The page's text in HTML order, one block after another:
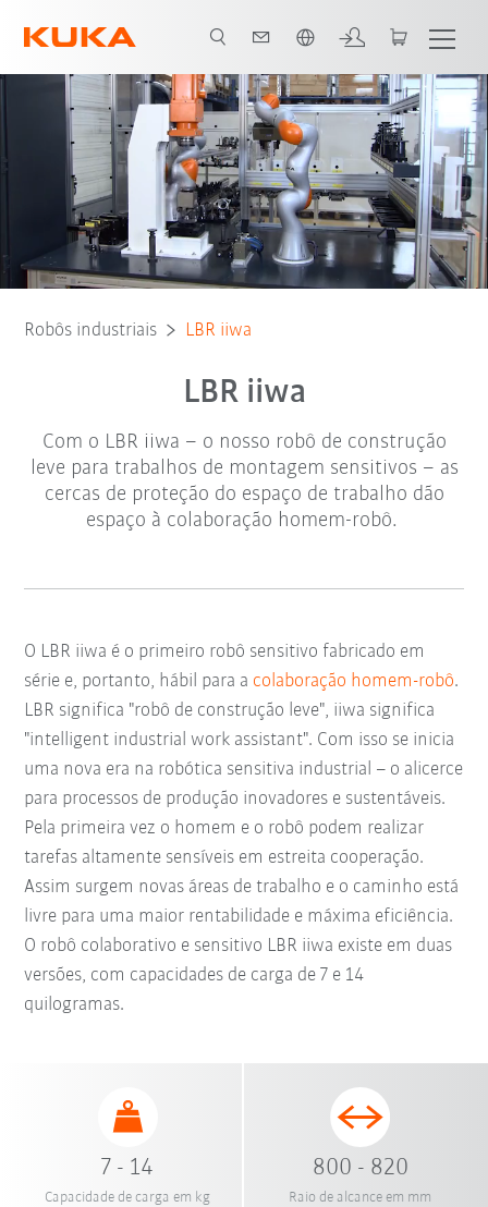
Alimentações de energia Tipo de Robô Aplicações
Robôs industriais LBR iiwa
LBR iiwa
Com o LBR iiwa – o nosso robô de construção
leve para trabalhos de montagem sensitivos – as
cercas de proteção do espaço de trabalho dão
espaço à colaboração homem-robô.
O LBR iiwa é o primeiro robô sensitivo fabricado em
série e, portanto, hábil para a colaboração homem-robô.
LBR significa "robô de construção leve", iiwa significa
"intelligent industrial work assistant". Com isso se inicia
uma nova era na robótica sensitiva industrial – o alicerce
para processos de produção inovadores e sustentáveis.
Pela primeira vez o homem e o robô podem realizar
tarefas altamente sensíveis em estreita cooperação.
Assim surgem novas áreas de trabalho e o caminho está
livre para uma maior rentabilidade e máxima eficiência.
O robô colaborativo e sensitivo LBR iiwa existe em duas
versões, com capacidades de carga de 7 e 14
quilogramas.
7 - 14
Capacidade de carga em kg
800 - 820
Raio de alcance em mm